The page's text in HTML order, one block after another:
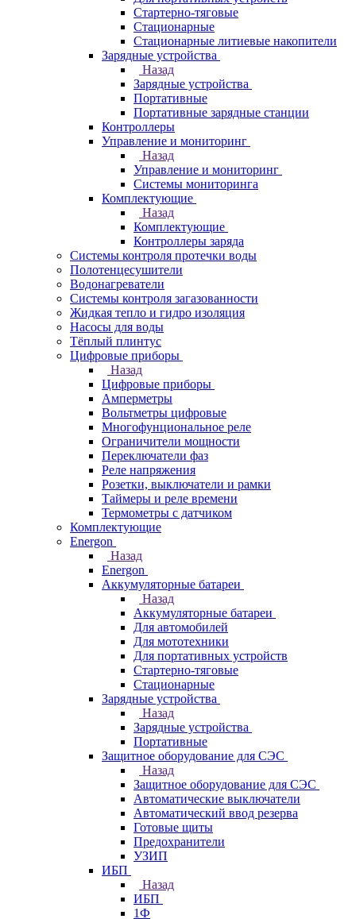
Стартерно-тяговые
Стационарные
Стационарные литиевые накопители
Зарядные устройства
Назад
Зарядные устройства
Портативные
Портативные зарядные станции
Контроллеры
Управление и мониторинг
Назад
Управление и мониторинг
Системы мониторинга
Комплектующие
Назад
Комплектующие
Контроллеры заряда
Системы контроля протечки воды
Полотенцесушители
Водонагреватели
Системы контроля загазованности
Жидкая тепло и гидро изоляция
Насосы для воды
Тёплый плинтус
Цифровые приборы
Назад
Цифровые приборы
Амперметры
Вольтметры цифровые
Многофунциональное реле
Ограничители мощности
Переключатели фаз
Реле напряжения
Розетки, выключатели и рамки
Таймеры и реле времени
Термометры c датчиком
Комплектующие
Energon
Назад
Energon
Аккумуляторные батареи
Назад
Аккумуляторные батареи
Для автомобилей
Для мототехники
Для портативных устройств
Стартерно-тяговые
Стационарные
Зарядные устройства
Назад
Зарядные устройства
Портативные
Защитное оборудование для СЭС
Назад
Защитное оборудование для СЭС
Автоматические выключатели
Автоматический ввод резерва
Готовые щиты
Предохранители
УЗИП
ИБП
Назад
ИБП
1Ф